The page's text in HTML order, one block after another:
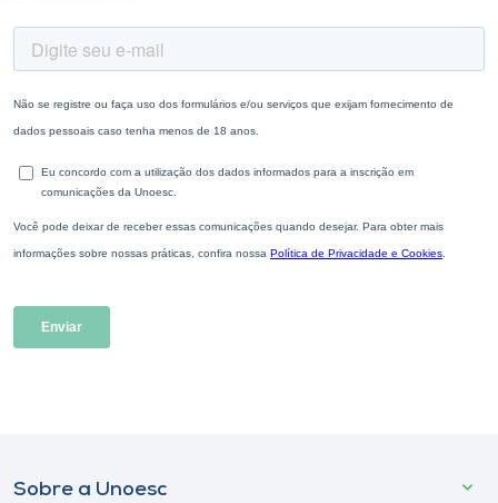
Sobre a Unoesc